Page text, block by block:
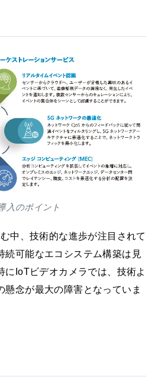
入のポイント
中、技術的な進歩が注目されて
続可能なエコシステム構築は見
にIoTビデオカメラでは、技術よ
懸念が最大の障害となっていま